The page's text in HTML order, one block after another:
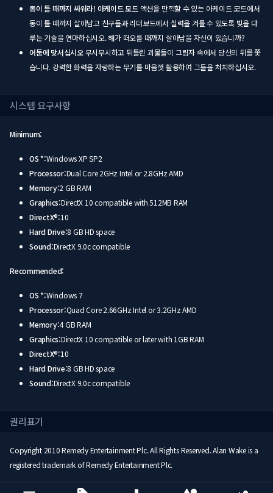
동이 틀 때까지 싸워라! 아케이드 모드 액션을 만끽할 수 있는 아케이드 모드에서
동이 틀 때까지 살아남고 친구들과 리더보드에서 실력을 겨룰 수 있도록 빛을 다
루는 기술을 연마하십시오. 해가 떠오를 때까지 살아남을 자신이 있습니까?
어둠에 맞서십시오무시무시하고 뒤틀린 괴물들이 그림자 속에서 당신의 뒤를 쫓
습니다. 강력한 화력을 자랑하는 무기를 마음껏 활용하여 그들을 처치하십시오.
시스템 요구사항
Minimum:
OS *:Windows XP SP2
Processor:Dual Core 2GHz Intel or 2.8GHz AMD
Memory:2 GB RAM
Graphics:DirectX 10 compatible with 512MB RAM
DirectX®:10
Hard Drive:8 GB HD space
Sound:DirectX 9.0c compatible
Recommended:
OS *:Windows 7
Processor:Quad Core 2.66GHz Intel or 3.2GHz AMD
Memory:4 GB RAM
Graphics:DirectX 10 compatible or later with 1GB RAM
DirectX®:10
Hard Drive:8 GB HD space
Sound:DirectX 9.0c compatible
권리표기
Copyright 2010 Remedy Entertainment Plc. All Rights Reserved. Alan Wake is a
registered trademark of Remedy Entertainment Plc.